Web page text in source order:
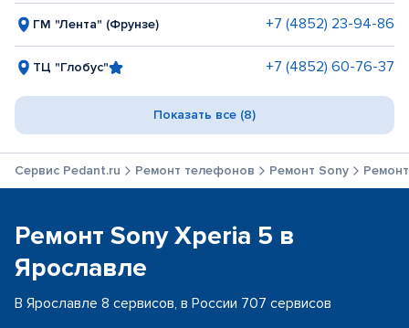
ГМ "Лента" (Фрунзе) +7 (4852) 23-94-86
ТЦ "Глобус" +7 (4852) 60-76-37
Показать все (8)
Сервис Pedant.ru Ремонт телефонов Ремонт Sony
Ремонт Sony Xperia 5 в
Ярославле
В Ярославле 8 сервисов, в России 707 сервисов